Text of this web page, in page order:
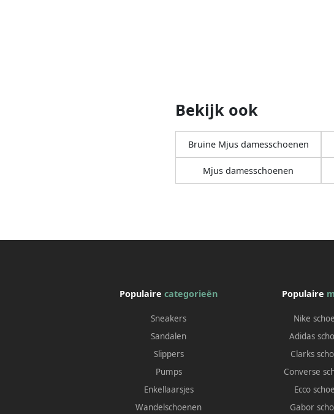
Bekijk ook
Bruine Mjus damesschoenen
Mjus damesschoenen
Populairecategorieën
Sneakers
Sandalen
Slippers
Pumps
Enkellaarsjes
Wandelschoenen
Populaire
Nike
Adidas
Clarks
Converse
Ecco
Gabor